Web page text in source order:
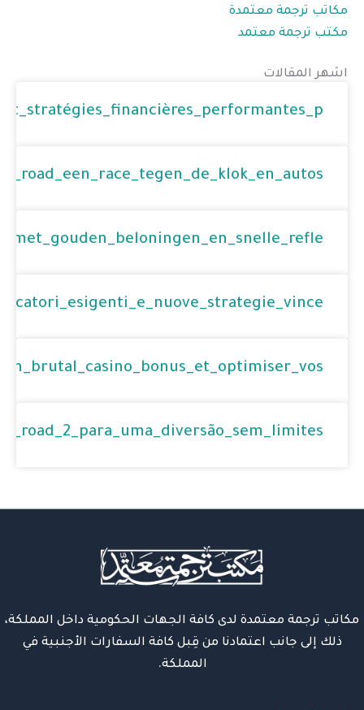
مكاتب ترجمة معتمدة
مكتب ترجمة معتمد
اشهر المقالات
مكاتب ترجمة معتمدة لدى كافة الجهات الحكومية داخل المملكة،
ذلك إلى جانب اعتمادنا من قِبل كافة السفارات الأجنبية في
المملكة.